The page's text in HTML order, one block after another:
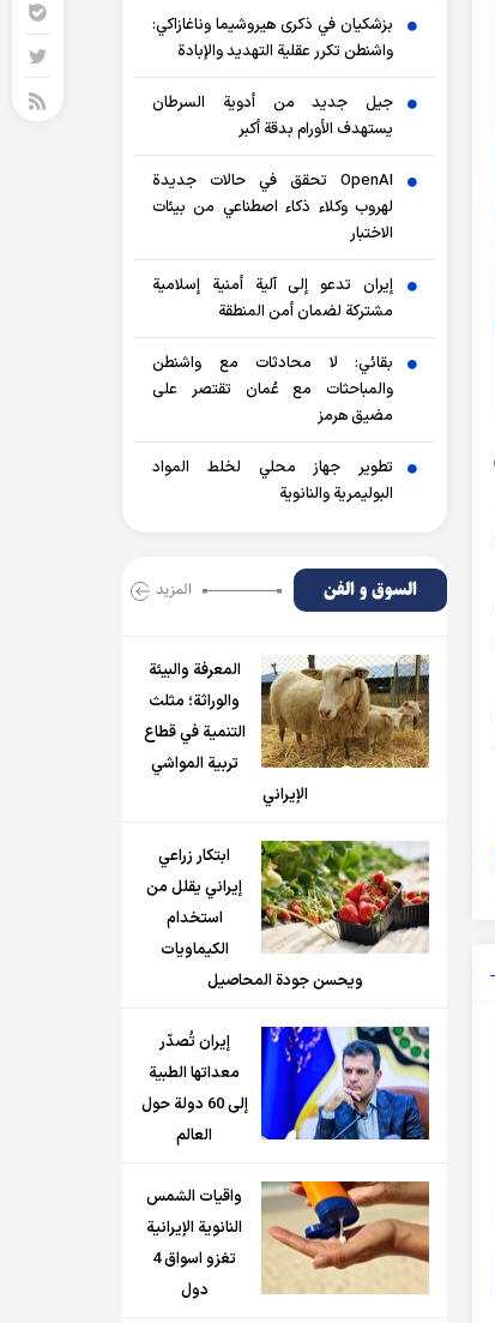
بزشكيان في ذكرى هيروشيما وناغازاكي:
واشنطن تكرر عقلية التهديد والإبادة
جيل جديد من أدوية السرطان
يستهدف الأورام بدقة أكبر
OpenAI تحقق في حالات جديدة
لهروب وكلاء ذكاء اصطناعي من بيئات
الاختبار
إيران تدعو إلى آلية أمنية إسلامية
مشتركة لضمان أمن المنطقة
بقائي: لا محادثات مع واشنطن
والمباحثات مع عُمان تقتصر على
مضيق هرمز
تطوير جهاز محلي لخلط المواد
البوليمرية والنانوية
السوق و الفن المزید
المعرفة والبيئة
والوراثة؛ مثلث
التنمية في قطاع
تربية المواشي
الإيراني
ابتكار زراعي
إيراني يقلل من
استخدام
الكيماويات
ويحسن جودة المحاصيل
إيران تُصدّر
معداتها الطبية
إلى 60 دولة حول
العالم
واقيات الشمس
النانوية الإيرانية
تغزو اسواق 4
دول